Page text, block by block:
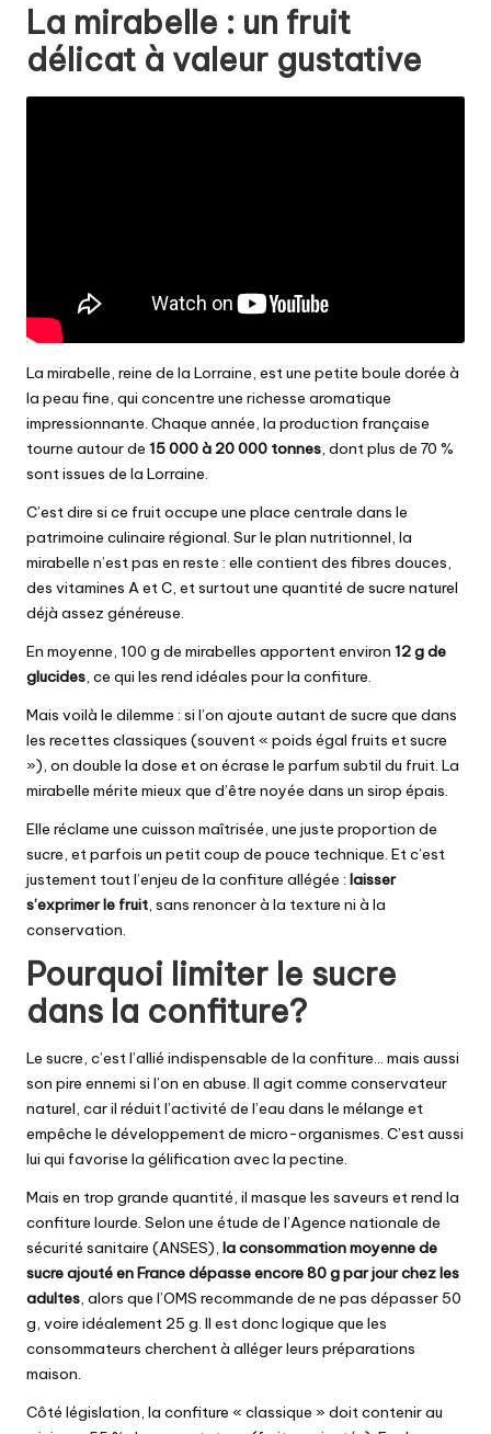
La mirabelle : un fruit
délicat à valeur gustative
La mirabelle, reine de la Lorraine, est une petite boule dorée à
la peau fine, qui concentre une richesse aromatique
impressionnante. Chaque année, la production française
tourne autour de 15 000 à 20 000 tonnes, dont plus de 70 %
sont issues de la Lorraine.
C’est dire si ce fruit occupe une place centrale dans le
patrimoine culinaire régional. Sur le plan nutritionnel, la
mirabelle n’est pas en reste : elle contient des fibres douces,
des vitamines A et C, et surtout une quantité de sucre naturel
déjà assez généreuse.
En moyenne, 100 g de mirabelles apportent environ 12 g de
glucides, ce qui les rend idéales pour la confiture.
Mais voilà le dilemme : si l’on ajoute autant de sucre que dans
les recettes classiques (souvent « poids égal fruits et sucre
»), on double la dose et on écrase le parfum subtil du fruit. La
mirabelle mérite mieux que d’être noyée dans un sirop épais.
Elle réclame une cuisson maîtrisée, une juste proportion de
sucre, et parfois un petit coup de pouce technique. Et c’est
justement tout l’enjeu de la confiture allégée : laisser
s’exprimer le fruit, sans renoncer à la texture ni à la
conservation.
Pourquoi limiter le sucre
dans la confiture?
Le sucre, c’est l’allié indispensable de la confiture… mais aussi
son pire ennemi si l’on en abuse. Il agit comme conservateur
naturel, car il réduit l’activité de l’eau dans le mélange et
empêche le développement de micro-organismes. C’est aussi
lui qui favorise la gélification avec la pectine.
Mais en trop grande quantité, il masque les saveurs et rend la
confiture lourde. Selon une étude de l’Agence nationale de
sécurité sanitaire (ANSES), la consommation moyenne de
sucre ajouté en France dépasse encore 80 g par jour chez les
adultes, alors que l’OMS recommande de ne pas dépasser 50
g, voire idéalement 25 g. Il est donc logique que les
consommateurs cherchent à alléger leurs préparations
maison.
Côté législation, la confiture « classique » doit contenir au